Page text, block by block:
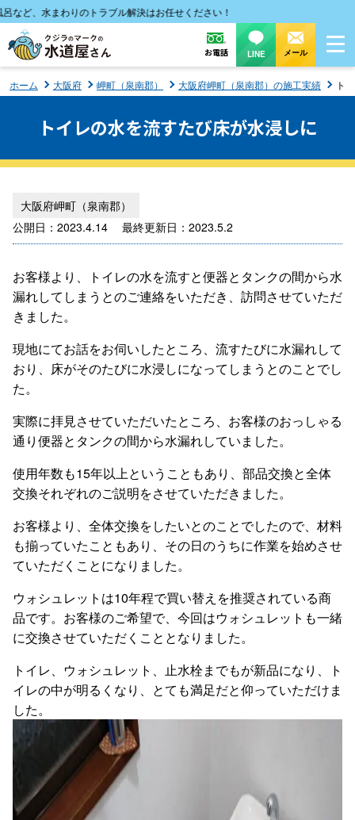
ど、水まわりのトラブル解決はお任せください！
お電話 LINE メール
ホーム 大阪府 岬町（泉南郡） 大阪府岬町（泉南郡）の施工実績 ト
トイレの水を流すたび床が水浸しに
大阪府岬町（泉南郡）
公開日：2023.4.14 最終更新日：2023.5.2
お客様より、トイレの水を流すと便器とタンクの間から水
漏れしてしまうとのご連絡をいただき、訪問させていただ
きました。
現地にてお話をお伺いしたところ、流すたびに水漏れして
おり、床がそのたびに水浸しになってしまうとのことでし
た。
実際に拝見させていただいたところ、お客様のおっしゃる
通り便器とタンクの間から水漏れしていました。
使用年数も15年以上ということもあり、部品交換と全体
交換それぞれのご説明をさせていただきました。
お客様より、全体交換をしたいとのことでしたので、材料
も揃っていたこともあり、その日のうちに作業を始めさせ
ていただくことになりました。
ウォシュレットは10年程で買い替えを推奨されている商
品です。お客様のご希望で、今回はウォシュレットも一緒
に交換させていただくこととなりました。
トイレ、ウォシュレット、止水栓までもが新品になり、ト
イレの中が明るくなり、とても満足だと仰っていただけま
した。